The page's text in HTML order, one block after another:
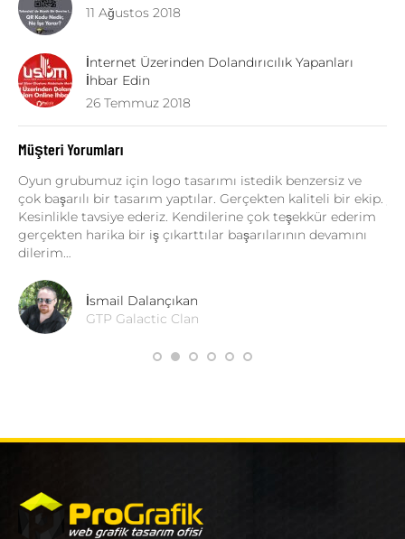
11 Ağustos 2018
İnternet Üzerinden Dolandırıcılık Yapanları
İhbar Edin
26 Temmuz 2018
Müşteri Yorumları
Oyun grubumuz için logo tasarımı istedik benzersiz ve
çok başarılı bir tasarım yaptılar. Gerçekten kaliteli bir ekip.
Kesinlikle tavsiye ederiz. Kendilerine çok teşekkür ederim
gerçekten harika bir iş çıkarttılar başarılarının devamını
dilerim…
İsmail Dalançıkan
GTP Galactic Clan